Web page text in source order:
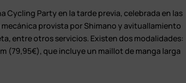
Cycling Party en la tarde previa, celebrada en las
provista por Shimano y avituallamiento
entre otros servicios. Existen dos modalidades:
(79,95€), que incluye un maillot de manga larga